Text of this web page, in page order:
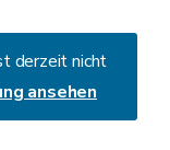
derzeit nicht
ansehen